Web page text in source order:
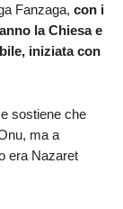
Fanzaga, con i
la Chiesa e
iniziata con
e sostiene che
ma a
era Nazaret